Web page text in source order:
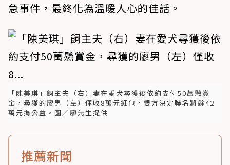
急事件，最終化為溫暖人心的佳話。
「陳美琪」飼主夫（右）妻在愛犬尋獲後依約支付50萬懸賞
金，尋獲的廖男（左）僅收8萬元紅包，雙方決定聯名將餘42
萬元捐公益。圖／廖先生提供
推薦新聞